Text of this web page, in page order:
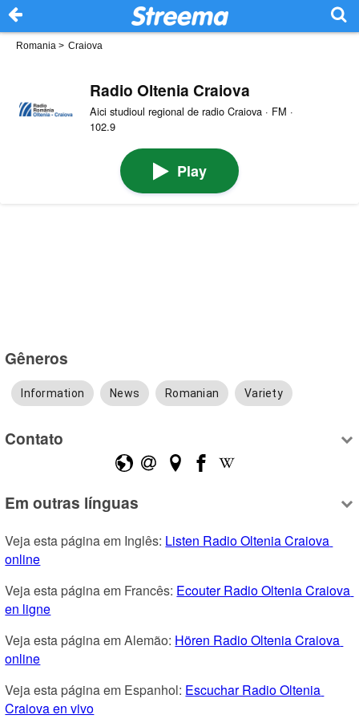
Romania > Craiova
Radio Oltenia Craiova
Aici studioul regional de radio Craiova · FM ·
102.9
Play
Gêneros
Information News Romanian Variety
Contato
Em outras línguas
Veja esta página em Inglês: Listen Radio Oltenia Craiova
online
Veja esta página em Francês: Ecouter Radio Oltenia Craiova
en ligne
Veja esta página em Alemão: Hören Radio Oltenia Craiova
online
Veja esta página em Espanhol: Escuchar Radio Oltenia
Craiova en vivo